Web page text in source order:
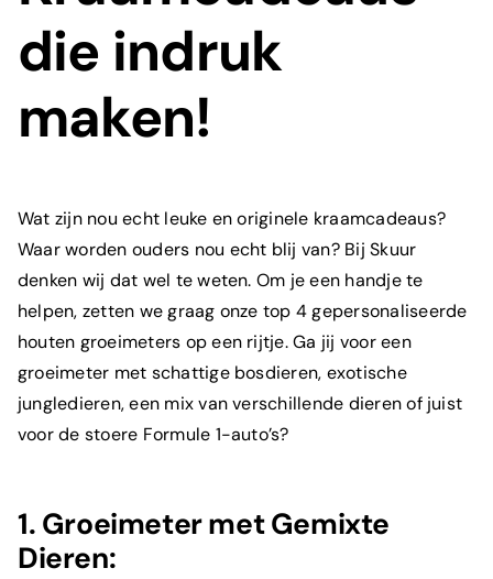
die indruk
maken!
Wat zijn nou echt leuke en originele kraamcadeaus?
Waar worden ouders nou echt blij van? BijSkuur
denken wij dat wel te weten. Om je een handje te
helpen, zetten we graag onze top 4 gepersonaliseerde
houten groeimeters op een rijtje. Ga jij voor een
groeimeter met schattige bosdieren, exotische
jungledieren, een mix van verschillende dieren of juist
voor de stoere Formule 1-auto’s?
1. Groeimeter met Gemixte
Dieren: